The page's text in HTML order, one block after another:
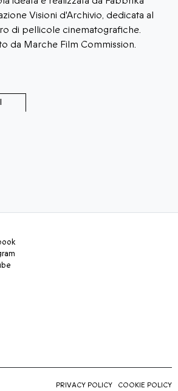
Visioni d'Archivio, dedicata al
di pellicole cinematografiche.
da Marche Film Commission.
PRIVACY POLICY COOKIE POLICY